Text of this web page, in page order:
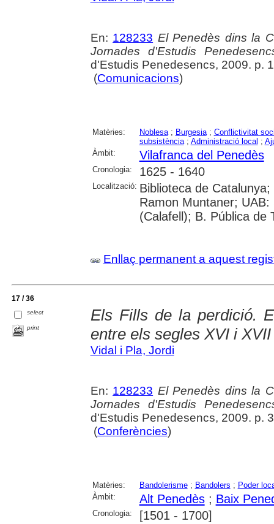
En: 128233 El Penedès dins la
Jornades d'Estudis
d'Estudis Penedesencs, 2009. p.
(Comunicacions)
Matèries: Noblesa; Burgesia; Conflictivitat
subsistència; Administració local ;
Àmbit:
Vilafranca del Penedès
Cronologia: 1625 - 1640
Localització: Biblioteca de
Ramon Muntaner; UAB:
(Calafell); B. Pública de
Enllaç permanent a aquest
17 / 36
select
print
Els Fills de la perdició.
entre els segles XVI i XVII
Vidal i Pla, Jordi
En: 128233 El Penedès dins la
Jornades d'Estudis
d'Estudis Penedesencs, 2009. p.
(Conferències)
Matèries: Bandolerisme; Bandolers ; Poder
Àmbit:
Alt Penedès; Baix
Cronologia: [1501 - 1700]